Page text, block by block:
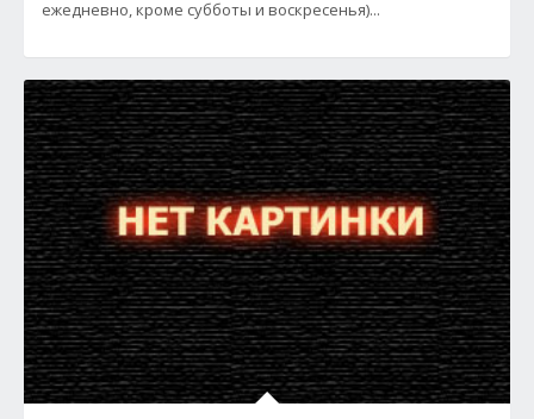
ежедневно, кроме субботы и воскресенья)...